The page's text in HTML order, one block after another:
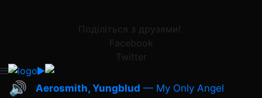
Поділіться з друзями!
Facebook
Twitter
🔊 Aerosmith, Yungblud — My Only Angel